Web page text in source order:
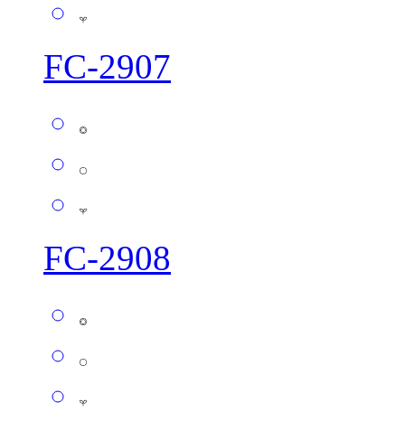
FC-2907
FC-2908